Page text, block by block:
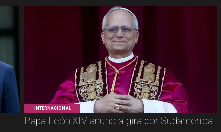
INTERNACIONAL
Papa León XIV anuncia gira por Sudamérica